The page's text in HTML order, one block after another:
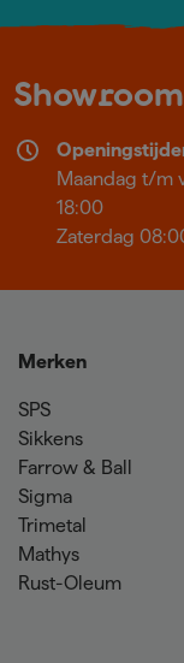
Maandag t/m
18:00
Zaterdag
Merken
SPS
Sikkens
Farrow & Ball
Sigma
Trimetal
Mathys
Rust-Oleum